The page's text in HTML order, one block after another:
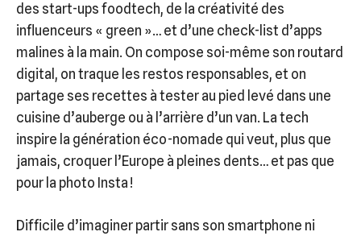
des start-ups foodtech, de la créativité des
influenceurs « green »… et d’une check-list d’apps
malines à la main. On compose soi-même son routard
digital, on traque les restos responsables, et on
partage ses recettes à tester au pied levé dans une
cuisine d’auberge ou à l’arrière d’un van. La tech
inspire la génération éco-nomade qui veut, plus que
jamais, croquer l’Europe à pleines dents… et pas que
pour la photo Insta !
Difficile d’imaginer partir sans son smartphone ni